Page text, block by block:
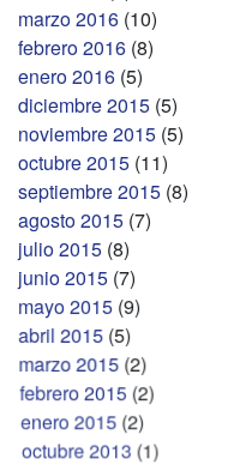
marzo 2016 (10)
febrero 2016 (8)
enero 2016 (5)
diciembre 2015 (5)
noviembre 2015 (5)
octubre 2015 (11)
septiembre 2015 (8)
agosto 2015 (7)
julio 2015 (8)
junio 2015 (7)
mayo 2015 (9)
abril 2015 (5)
marzo 2015 (2)
febrero 2015(2)
enero 2015(2)
octubre 2013(1)